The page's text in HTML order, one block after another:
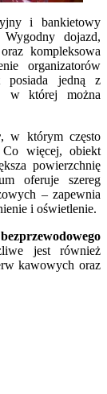
i bankietowy
dojazd,
kompleksowa
organizatorów
posiada jedną z
w której można
, w którym często
Co więcej, obiekt
powierzchnię
oferuje szereg
– zapewnia
i oświetlenie.
jest również
kawowych oraz